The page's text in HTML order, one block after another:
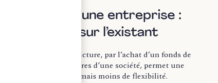
Reprendre une entreprise :
capitaliser sur l’existant
La reprise d’une structure, par l’achat d’un fonds de
commerce ou des titres d’une société, permet une
meilleure visibilité, mais moins de flexibilité.